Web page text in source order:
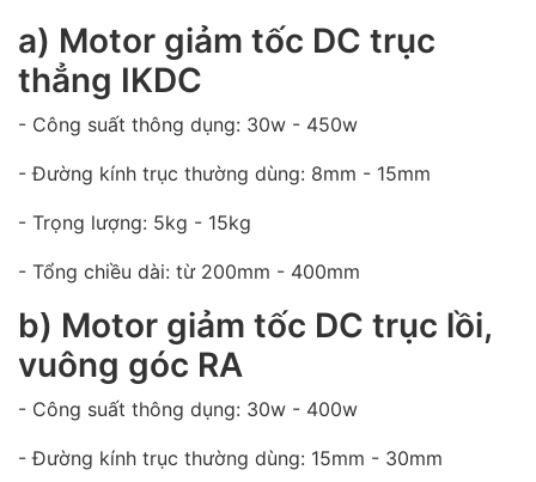
a) Motor giảm tốc DC trục
thẳng IKDC
- Công suất thông dụng: 30w - 450w
- Đường kính trục thường dùng: 8mm - 15mm
- Trọng lượng: 5kg - 15kg
- Tổng chiều dài: từ 200mm - 400mm
b) Motor giảm tốc DC trục lồi,
vuông góc RA
- Công suất thông dụng: 30w - 400w
- Đường kính trục thường dùng: 15mm - 30mm